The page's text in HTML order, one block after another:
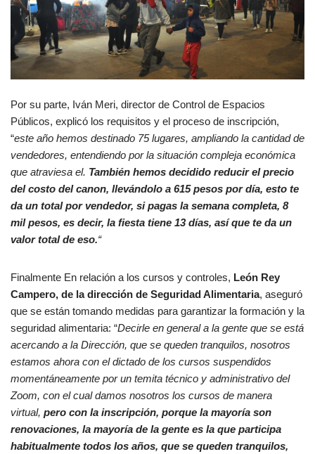
Por su parte, Iván Meri, director de Control de Espacios
Públicos, explicó los requisitos y el proceso de inscripción,
“este año hemos destinado 75 lugares, ampliando la cantidad de
vendedores, entendiendo por la situación compleja económica
que atraviesa el. También hemos decidido reducir el precio
del costo del canon, llevándolo a 615 pesos por día, esto te
da un total por vendedor, si pagas la semana completa, 8
mil pesos, es decir, la fiesta tiene 13 días, así que te da un
valor total de eso.“
Finalmente En relación a los cursos y controles, León Rey
Campero, de la dirección de Seguridad Alimentaria, aseguró
que se están tomando medidas para garantizar la formación y la
seguridad alimentaria: “Decirle en general a la gente que se está
acercando a la Dirección, que se queden tranquilos, nosotros
estamos ahora con el dictado de los cursos suspendidos
momentáneamente por un temita técnico y administrativo del
Zoom, con el cual damos nosotros los cursos de manera
virtual, pero con la inscripción, porque la mayoría son
renovaciones, la mayoría de la gente es la que participa
habitualmente todos los años, que se queden tranquilos,